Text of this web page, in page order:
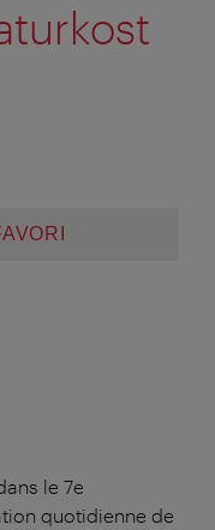
le 7e
quotidienne de